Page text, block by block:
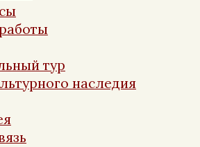
тур
наследия